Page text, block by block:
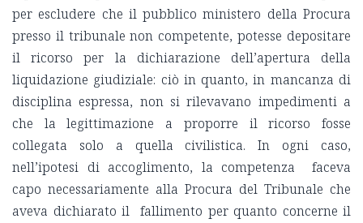
per escludere che il pubblico ministero della Procura
presso il tribunale non competente, potesse depositare
il ricorso per la dichiarazione dell’apertura della
liquidazione giudiziale: ciò in quanto, in mancanza di
disciplina espressa, non si rilevavano impedimenti a
che la legittimazione a proporre il ricorso fosse
collegata solo a quella civilistica. In ogni caso,
nell’ipotesi di accoglimento, la competenza faceva
capo necessariamente alla Procura del Tribunale che
aveva dichiarato il fallimento per quanto concerne il